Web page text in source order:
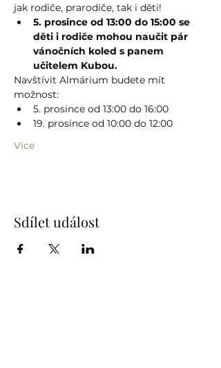
jak rodiče, prarodiče, tak i děti!
5. prosince od 13:00 do 15:00 se
děti i rodiče mohou naučit pár
vánočních koled s panem
učitelem Kubou.
Navštívit Almárium budete mít
možnost:
5. prosince od 13:00 do 16:00
19. prosince od 10:00 do 12:00
Více
Sdílet událost